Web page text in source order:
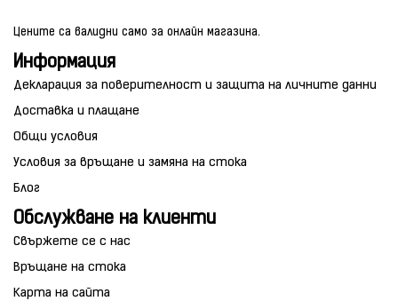
Цените са валидни само за онлайн магазина.
Информация
Декларация за поверителност и защита на личните данни
Доставка и плащане
Общи условия
Условия за връщане и замяна на стока
Блог
Обслужване на клиенти
Свържете се с нас
Връщане на стока
Карта на сайта